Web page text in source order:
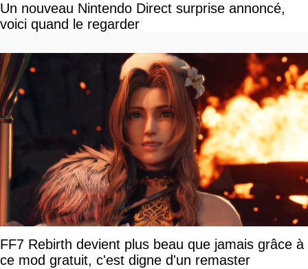
Un nouveau Nintendo Direct surprise annoncé,
voici quand le regarder
FF7 Rebirth devient plus beau que jamais grâce à
ce mod gratuit, c'est digne d'un remaster